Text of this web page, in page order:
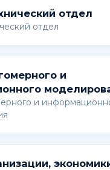
отдел
отдел
и
и